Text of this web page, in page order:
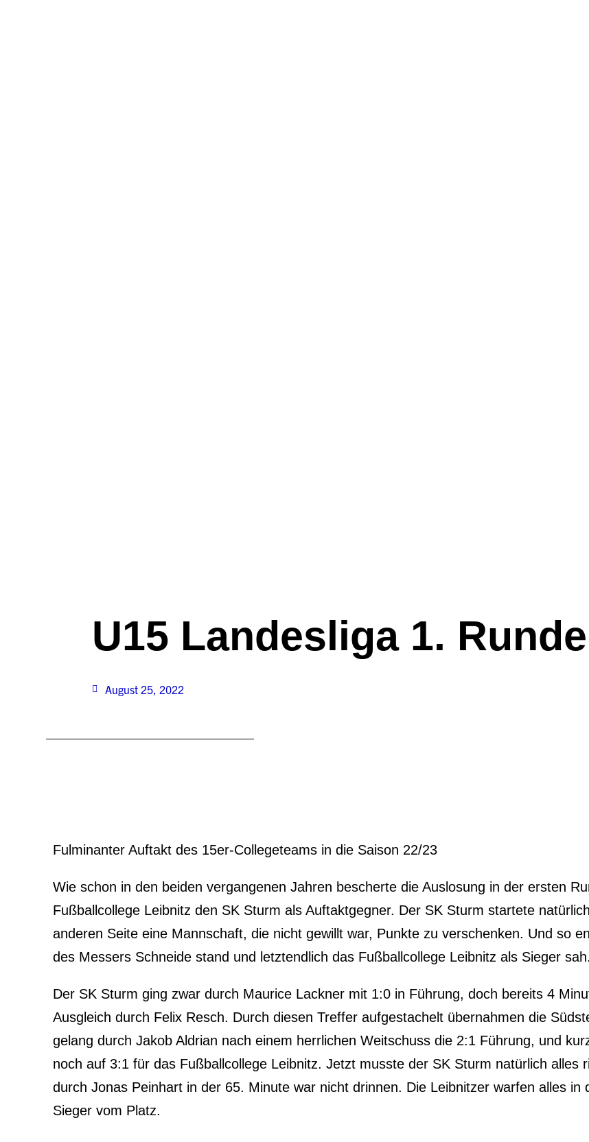
U15 Landesliga 1. Runde
August 25, 2022
Fulminanter Auftakt des 15er-Collegeteams in die Saison 22/23
Wie schon in den beiden vergangenen Jahren bescherte die Auslosung in der ersten
Fußballcollege Leibnitz den SK Sturm als Auftaktgegner. Der SK Sturm startete
anderen Seite eine Mannschaft, die nicht gewillt war, Punkte zu verschenken. Und so
des Messers Schneide stand und letztendlich das Fußballcollege Leibnitz als Sieger sah.
Der SK Sturm ging zwar durch Maurice Lackner mit 1:0 in Führung, doch bereits 4
Ausgleich durch Felix Resch. Durch diesen Treffer aufgestachelt übernahmen die
gelang durch Jakob Aldrian nach einem herrlichen Weitschuss die 2:1 Führung, und
noch auf 3:1 für das Fußballcollege Leibnitz. Jetzt musste der SK Sturm natürlich alles
durch Jonas Peinhart in der 65. Minute war nicht drinnen. Die Leibnitzer warfen alles in
Sieger vom Platz.